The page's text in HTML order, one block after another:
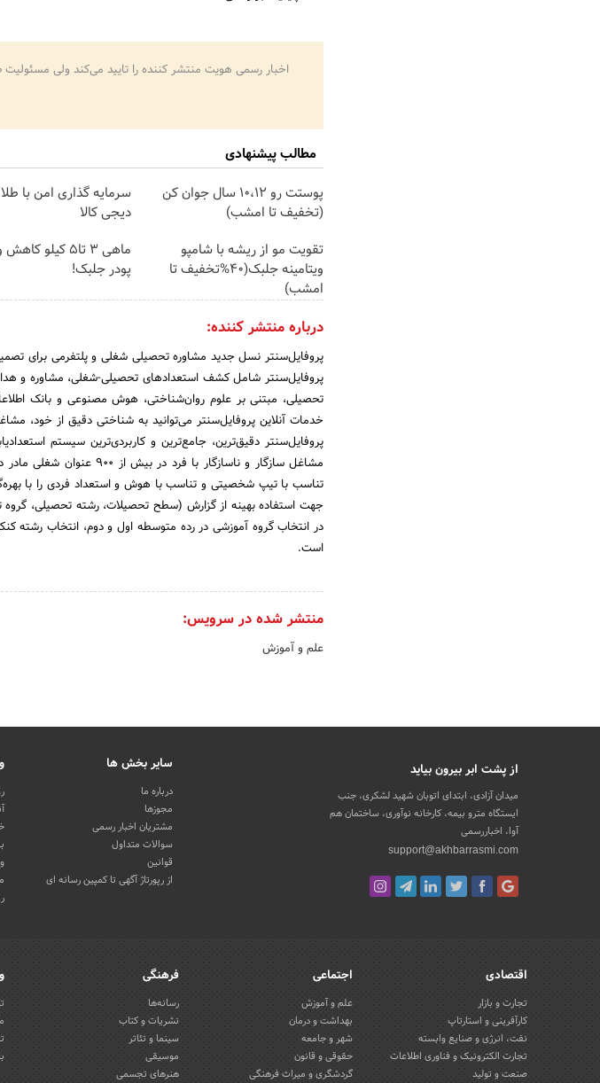
اخبار رسمی هویت منتشر کننده را تایید می‌کند ولی
مطالب پیشنهادی
پوستت رو 10،12 سال جوان کن
(تخفیف تا امشب)
سرمایه گذاری امن با
دیجی کالا
تقویت مو از ریشه با شامپو
ویتامینه جلبک(40%تخفیف تا
امشب)
ماهی 3 تا5 کیلو
پودر جلبک!
درباره منتشر کننده:
پروفایل‌سنتر نسل جدید مشاوره تحصیلی شغلی و پلتفرمی برای
پروفایل‌سنتر شامل کشف استعدادهای تحصیلی-شغلی، مشاوره و
خدمات آنلاین پروفایل‌سنتر می‌توانید به شناختی دقیق از
پروفایل‌سنتر دقیق‌ترین، جامع‌ترین و کاربردی‌ترین سیستم
تناسب با تیپ شخصیتی و تناسب با هوش و استعداد فردی را با
جهت استفاده بهینه از گزارش (سطح تحصیلات، رشته تحصیلی، گروه
در انتخاب گروه آموزشی در رده متوسطه اول و دوم، انتخاب رشته
است.
منتشر شده در سرویس:
علم و آموزش
از پشت ابر بیرون بیاید
میدان آزادی، ابتدای اتوبان شهید لشکری، جنب
ایستگاه مترو بیمه، کارخانه نوآوری، ساختمان هم
آوا، اخباررسمی
support@akhbarrasmi.com
سایر بخش ها
درباره ما
مجوزها
مشتریان اخبار رسمی
سوالات متداول
قوانین
از رپورتاژ آگهی تا کمپین رسانه ای
اقتصادی
تجارت و بازار
کارآفرینی و استارتاپ
نفت، انرژی و صنایع وابسته
تجارت الکترونیک و فناوری اطلاعات
صنعت و تولید
اجتماعی
علم و آموزش
بهداشت و درمان
شهر و جامعه
حقوقی و قانون
گردشگری و میراث فرهنگی
فرهنگی
رسانه‌ها
نشریات و کتاب
سینما و تئاتر
موسیقی
هنرهای تجسمی